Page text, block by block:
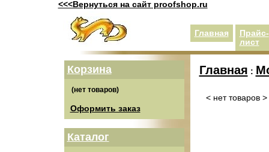
<<<Вернуться на сайт proofshop.ru
Главная
Прайс-
лист
Корзина
Оформить заказ
Каталог
Главная :
< нет товаров >